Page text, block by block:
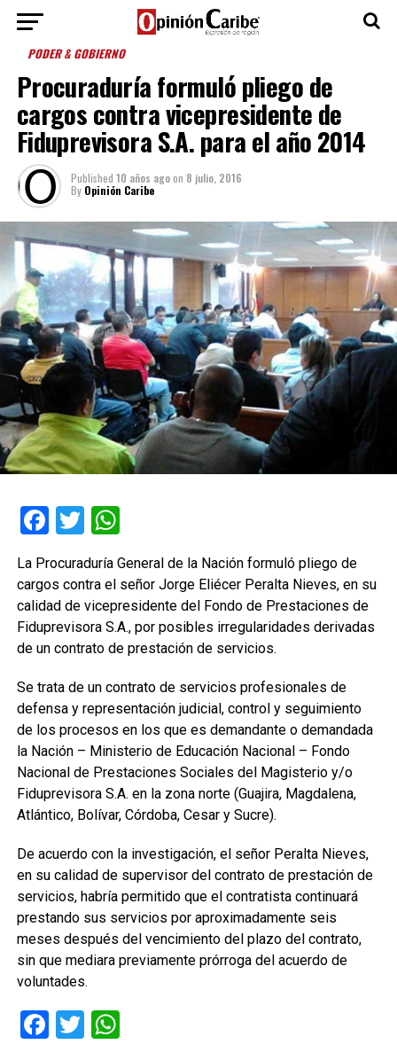
PODER & GOBIERNO
Procuraduría formuló pliego de
cargos contra vicepresidente de
Fiduprevisora S.A. para el año 2014
Published 10 años agoon 8 julio, 2016
By Opinión Caribe
Facebook
TwitterWhatsApp
La Procuraduría General de la Nación formuló pliego de
cargos contra el señor Jorge Eliécer Peralta Nieves, en su
calidad de vicepresidente del Fondo de Prestaciones de
Fiduprevisora S.A., por posibles irregularidades derivadas
de un contrato de prestación de servicios.
Se trata de un contrato de servicios profesionales de
defensa y representación judicial, control y seguimiento
de los procesos en los que es demandante o demandada
la Nación – Ministerio de Educación Nacional – Fondo
Nacional de Prestaciones Sociales del Magisterio y/o
Fiduprevisora S.A. en la zona norte (Guajira, Magdalena,
Atlántico, Bolívar, Córdoba, Cesar y Sucre).
De acuerdo con la investigación, el señor Peralta Nieves,
en su calidad de supervisor del contrato de prestación de
servicios, habría permitido que el contratista continuará
prestando sus servicios por aproximadamente seis
meses después del vencimiento del plazo del contrato,
sin que mediara previamente prórroga del acuerdo de
voluntades.
Facebook
TwitterWhatsApp